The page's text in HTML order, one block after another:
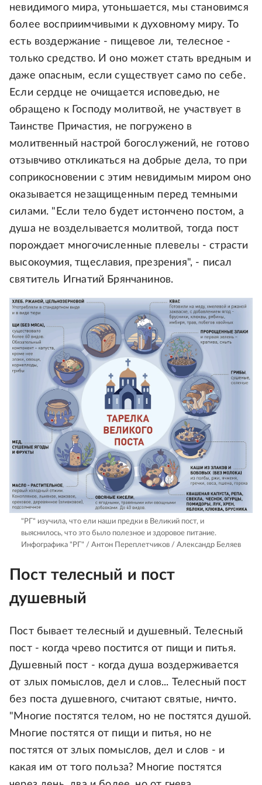
невидимого мира, утоньшается, мы становимся
более восприимчивыми к духовному миру. То
есть воздержание - пищевое ли, телесное -
только средство. И оно может стать вредным и
даже опасным, если существует само по себе.
Если сердце не очищается исповедью, не
обращено к Господу молитвой, не участвует в
Таинстве Причастия, не погружено в
молитвенный настрой богослужений, не готово
отзывчиво откликаться на добрые дела, то при
соприкосновении с этим невидимым миром оно
оказывается незащищенным перед темными
силами. "Если тело будет истончено постом, а
душа не возделывается молитвой, тогда пост
порождает многочисленные плевелы - страсти
высокоумия, тщеславия, презрения", - писал
святитель Игнатий Брянчанинов.
"РГ" изучила, что ели наши предки в Великий пост, и
выяснилось, что это было полезное и здоровое питание.
Инфографика "РГ" / Антон Переплетчиков / Александр Беляев
Пост телесный и пост
душевный
Пост бывает телесный и душевный. Телесный
пост - когда чрево постится от пищи и питья.
Душевный пост - когда душа воздерживается
от злых помыслов, дел и слов... Телесный пост
без поста душевного, считают святые, ничто.
"Многие постятся телом, но не постятся душой.
Многие постятся от пищи и питья, но не
постятся от злых помыслов, дел и слов - и
какая им от того польза? Многие постятся